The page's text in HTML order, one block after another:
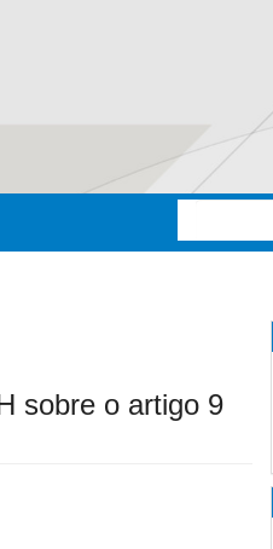
sobre o artigo 9